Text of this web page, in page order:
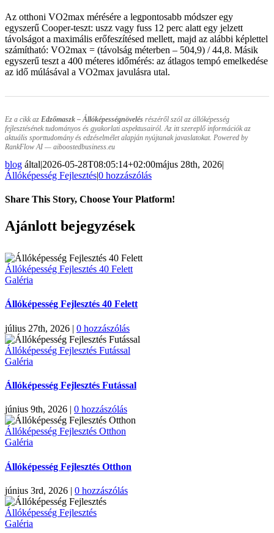
Az otthoni VO2max mérésére a legpontosabb módszer egy
egyszerű Cooper-teszt: uszz vagy fuss 12 perc alatt egy jelzett
távolságot a maximális erőfeszítésed mellett, majd az alábbi képlettel
számítható: VO2max = (távolság méterben – 504,9) / 44,8. Másik
egyszerű teszt a 400 méteres időmérés: az átlagos tempó emelkedése
az idő múlásával a VO2max javulásra utal.
Ez a cikk az Edzőmaszk – Állóképességnövelés részéről szól az állóképesség
fejlesztésének tudományos és gyakorlati aspektusairól. Az itt szereplő információk az
aktuális sporttudomány és edzéselmélet alapján nyújtanak javaslatokat. Powered by
RankFlow AI — aiboostedbusiness.eu
blog által|2026-05-28T08:05:14+02:00május 28th, 2026|
Állóképesség Fejlesztés|0 hozzászólás
Share This Story, Choose Your Platform!
Facebook
Twitter
Reddit
LinkedIn
Pinterest
Email:
Ajánlott bejegyzések
Állóképesség Fejlesztés 40 Felett
Galéria
Állóképesség Fejlesztés 40 Felett
július 27th, 2026 | 0 hozzászólás
Állóképesség Fejlesztés Futással
Galéria
Állóképesség Fejlesztés Futással
június 9th, 2026 | 0 hozzászólás
Állóképesség Fejlesztés Otthon
Galéria
Állóképesség Fejlesztés Otthon
június 3rd, 2026 | 0 hozzászólás
Állóképesség Fejlesztés
Galéria